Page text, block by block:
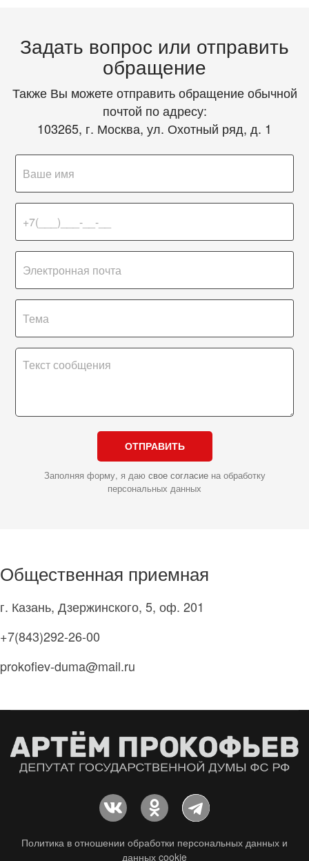
Задать вопрос или отправить
обращение
Также Вы можете отправить обращение обычной
почтой по адресу:
103265, г. Москва, ул. Охотный ряд, д. 1
ОТПРАВИТЬ
Заполняя форму, я даю свое согласиена обработку
персональных данных
Общественная приемная
г. Казань, Дзержинского, 5, оф. 201
+7(843)292-26-00
prokofiev-duma@mail.ru
Политика в отношении обработки персональных данных и
данных cookie